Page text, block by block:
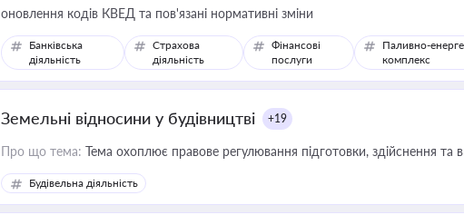
оновлення кодів КВЕД та пов'язані нормативні зміни
Банківська
діяльність
Страхова
діяльність
Фінансові
послуги
Паливно-
комплекс
Земельні відносини у будівництві +19
Про що тема: Тема охоплює правове регулювання підготовки, здійснення та
Будівельна діяльність